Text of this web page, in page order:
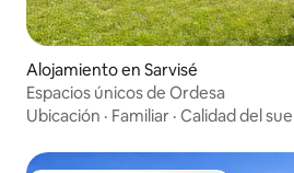
Alojamiento en Sarvisé
Espacios únicos de Ordesa
Ubicación · Familiar · Calidad del